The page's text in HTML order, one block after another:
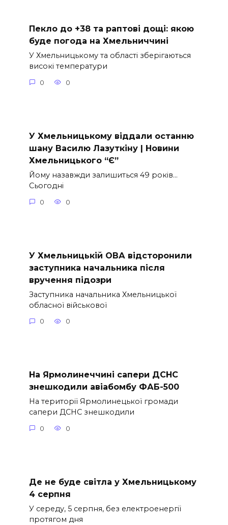
Пекло до +38 та раптові дощі: якою
буде погода на Хмельниччині
У Хмельницькому та області зберігаються
високі температури
0 0
У Хмельницькому віддали останню
шану Василю Лазуткіну | Новини
Хмельницького “Є”
Йому назавжди залишиться 49 років…
Сьогодні
0 0
У Хмельницькій ОВА відсторонили
заступника начальника після
вручення підозри
Заступника начальника Хмельницької
обласної військової
0 0
На Ярмолинеччині сапери ДСНС
знешкодили авіабомбу ФАБ-500
На території Ярмолинецької громади
сапери ДСНС знешкодили
0 0
Де не буде світла у Хмельницькому
4 серпня
У середу, 5 серпня, без електроенергії
протягом дня